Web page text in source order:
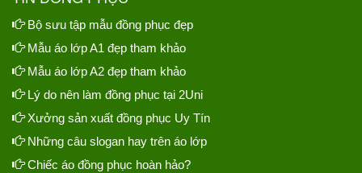
Bộ sưu tập mẫu đồng phục đẹp
Mẫu áo lớp A1 đẹp tham khảo
Mẫu áo lớp A2 đẹp tham khảo
Lý do nên làm đồng phục tại 2Uni
Xưởng sản xuất đồng phục Uy Tín
Những câu slogan hay trên áo lớp
Chiếc áo đồng phục hoàn hảo?